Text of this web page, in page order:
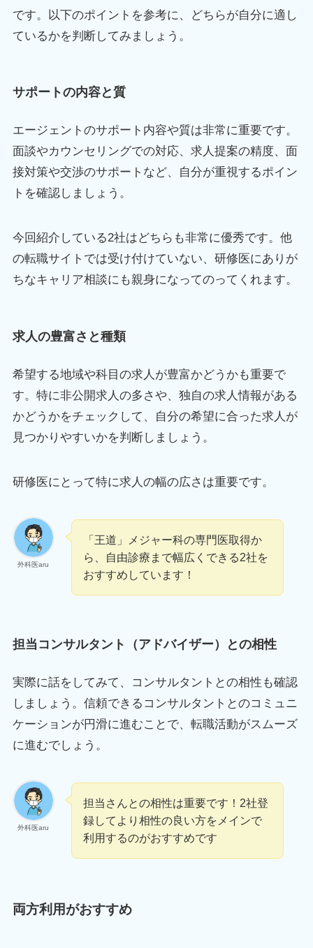
です。以下のポイントを参考に、どちらが自分に適し
ているかを判断してみましょう。
サポートの内容と質
エージェントのサポート内容や質は非常に重要です。
面談やカウンセリングでの対応、求人提案の精度、面
接対策や交渉のサポートなど、自分が重視するポイン
トを確認しましょう。
今回紹介している2社はどちらも非常に優秀です。他
の転職サイトでは受け付けていない、研修医にありが
ちなキャリア相談にも親身になってのってくれます。
求人の豊富さと種類
希望する地域や科目の求人が豊富かどうかも重要で
す。特に非公開求人の多さや、独自の求人情報がある
かどうかをチェックして、自分の希望に合った求人が
見つかりやすいかを判断しましょう。
研修医にとって特に求人の幅の広さは重要です。
外科医aru
「王道」メジャー科の専門医取得か
ら、自由診療まで幅広くできる2社を
おすすめしています！
担当コンサルタント（アドバイザー）との相性
実際に話をしてみて、コンサルタントとの相性も確認
しましょう。信頼できるコンサルタントとのコミュニ
ケーションが円滑に進むことで、転職活動がスムーズ
に進むでしょう。
外科医aru
担当さんとの相性は重要です！2社登
録してより相性の良い方をメインで
利用するのがおすすめです
両方利用がおすすめ